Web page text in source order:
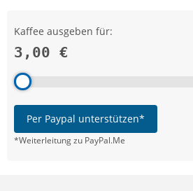
Kaffee ausgeben für:
3,00 €
Per Paypal unterstützen*
*Weiterleitung zu PayPal.Me